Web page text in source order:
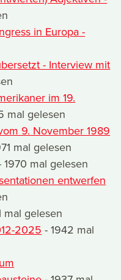
in Europa -
- Interview mit
im 19.
mal gelesen
9. November 1989
mal gelesen
1970 mal gelesen
entwerfen
mal gelesen
2025 - 1942 mal